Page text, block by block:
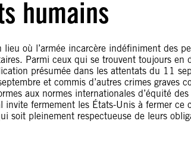
humains
lieu où l’armée incarcère indéfiniment des
Parmi ceux qui se trouvent toujours
présumée dans les attentats du 11
et commis d’autres crimes graves
aux normes internationales d’équité
invite fermement les États-Unis à fermer
soit pleinement respectueuse de leurs